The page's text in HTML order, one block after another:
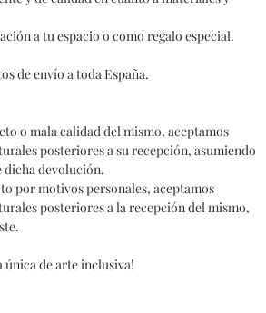
a tu espacio o como regalo especial.
de envío a toda España.
o mala calidad del mismo, aceptamos
posteriores a su recepción, asumiendo
dicha devolución.
por motivos personales, aceptamos
posteriores a la recepción del mismo,
única de arte inclusiva!